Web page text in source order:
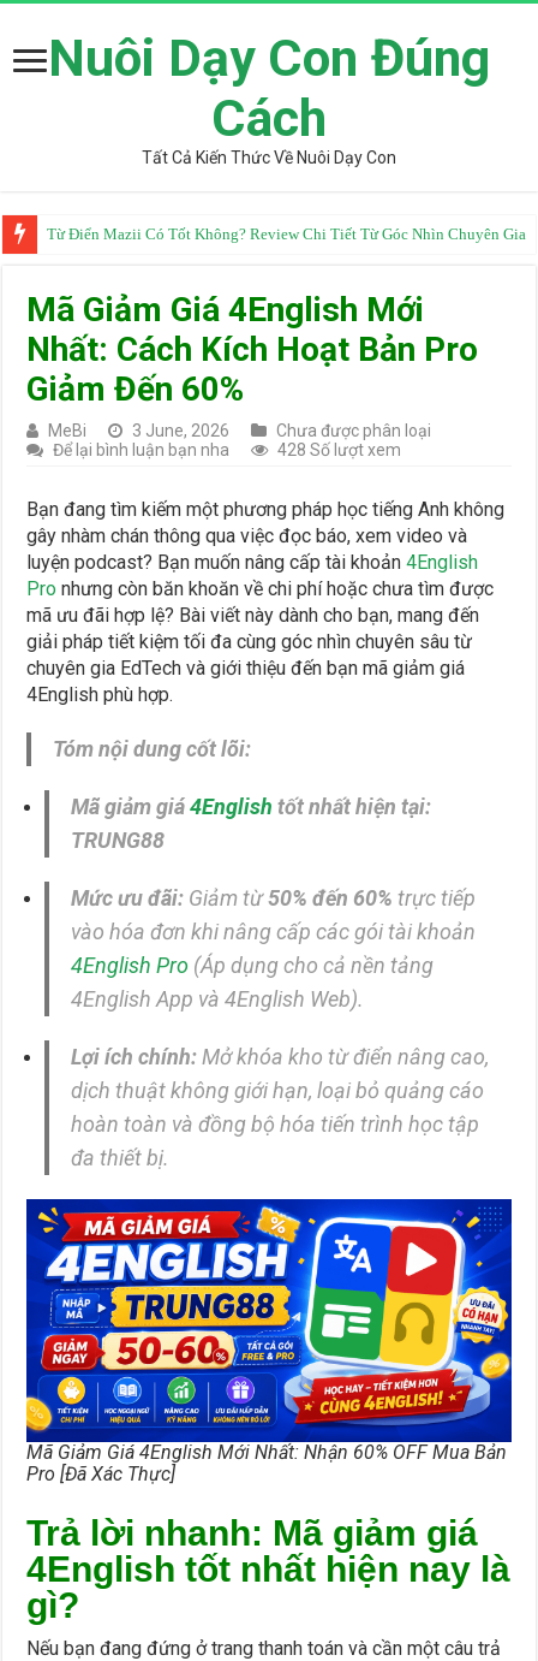
Nuôi Dạy Con Đúng
Cách
Tất Cả Kiến Thức Về Nuôi Dạy Con
Từ Điển Mazii Có Tốt Không? Review Chi Tiết Từ Góc Nhìn Chuyên Gia
Mã Giảm Giá 4English Mới
Nhất: Cách Kích Hoạt Bản Pro
Giảm Đến 60%
MeBi 3 June, 2026
Chưa được phân loại
Để lại bình luận bạn nha
428 Số lượt xem
Bạn đang tìm kiếm một phương pháp học tiếng Anh không
gây nhàm chán thông qua việc đọc báo, xem video và
luyện podcast? Bạn muốn nâng cấp tài khoản4English
Pro nhưng còn băn khoăn về chi phí hoặc chưa tìm được
mã ưu đãi hợp lệ? Bài viết này dành cho bạn, mang đến
giải pháp tiết kiệm tối đa cùng góc nhìn chuyên sâu từ
chuyên gia EdTech và giới thiệu đến bạn mã giảm giá
4English phù hợp.
Tóm nội dung cốt lõi:
Mã giảm giá4English tốt nhất hiện tại:
TRUNG88
Mức ưu đãi: Giảm từ50% đến 60% trực tiếp
vào hóa đơn khi nâng cấp các gói tài khoản
4English Pro (Áp dụng cho cả nền tảng
4English App và 4English Web).
Lợi ích chính:Mở khóa kho từ điển nâng cao,
dịch thuật không giới hạn, loại bỏ quảng cáo
hoàn toàn và đồng bộ hóa tiến trình học tập
đa thiết bị.
Mã Giảm Giá 4English Mới Nhất: Nhận 60% OFF Mua Bản
Pro [Đã Xác Thực]
Trả lời nhanh: Mã giảm giá
4English tốt nhất hiện nay là
gì?
Nếu bạn đang đứng ở trang thanh toán và cần một câu trả